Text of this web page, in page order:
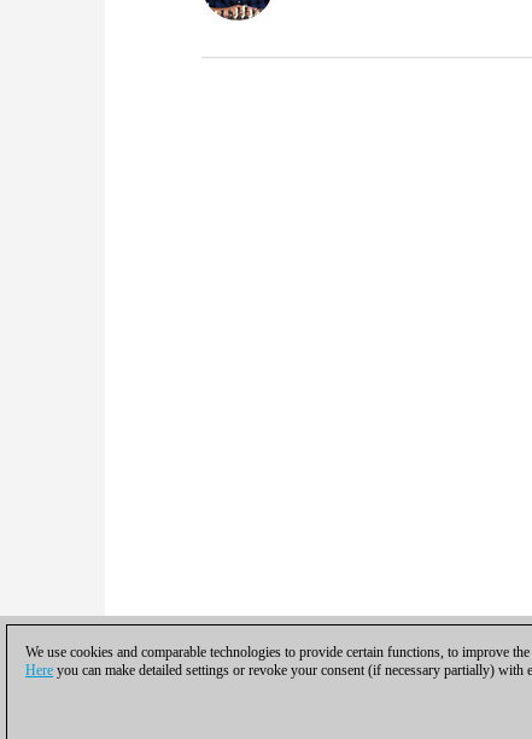
We use cookies and comparable technologies to provide certain functions, to improve
Here you can make detailed settings or revoke your consent (if necessary partially)